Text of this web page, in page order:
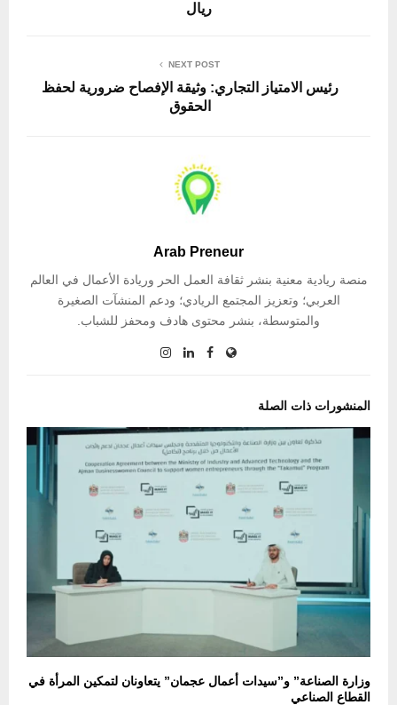
ريال
NEXT POST
رئيس الامتياز التجاري: وثيقة الإفصاح ضرورية لحفظ
الحقوق
Arab Preneur
منصة ريادية معنية بنشر ثقافة العمل الحر وريادة الأعمال في العالم
العربي؛ وتعزيز المجتمع الريادي؛ ودعم المنشآت الصغيرة
والمتوسطة، بنشر محتوى هادف ومحفز للشباب.
المنشورات ذات الصلة
وزارة الصناعة” و”سيدات أعمال عجمان” يتعاونان لتمكين المرأة في
القطاع الصناعي